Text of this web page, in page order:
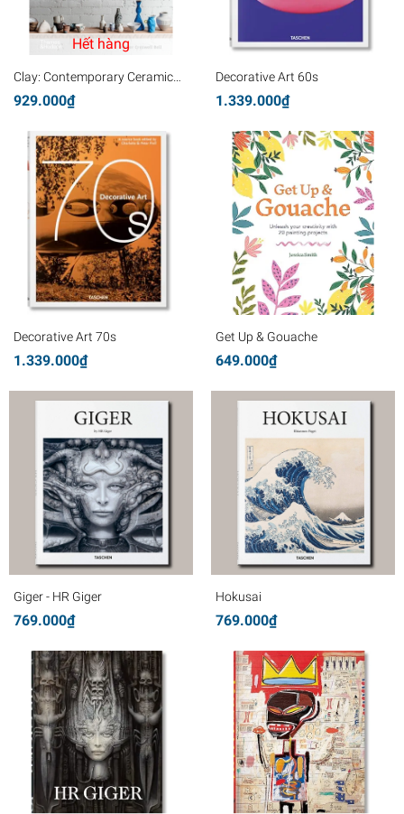
Hết hàng
Clay: Contemporary Ceramic
Artisans
929.000₫
Decorative Art 60s
1.339.000₫
Decorative Art 70s
1.339.000₫
Get Up & Gouache
649.000₫
Giger - HR Giger
769.000₫
Hokusai
769.000₫